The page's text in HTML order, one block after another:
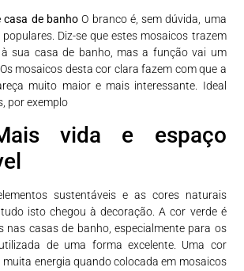
casa de banho O branco é, sem dúvida, uma
Diz-se que estes mosaicos trazem
sua casa de banho, mas a função vai um
mosaicos desta cor clara fazem com que a
muito maior e mais interessante. Ideal
por exemplo
vida e espaço
sustentáveis e as cores naturais
isto chegou à decoração. A cor verde é
nas casas de banho, especialmente para os
de uma forma excelente. Uma cor
muita energia quando colocada em mosaicos